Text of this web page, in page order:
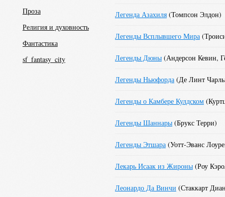
Проза
Религия и духовность
Фантастика
sf_fantasy_city
Легенда Азахиля(Томпсон Элдон)
Легенды Всплывшего Мира(
Легенды Дюны(Андерсон Кевин,
Легенды Ньюфорда(Де Линт
Легенды о Камбере Кулдском(
Легенды Шаннары(Брукс Терри)
Легенды Этшара(Уотт-Эванс
Лекарь Исаак из Жироны(Роу
Леонардо Да Винчи (Стаккарт